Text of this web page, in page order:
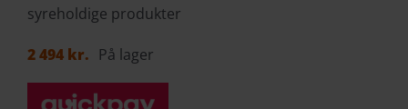
syreholdige produkter
2 494 kr. På lager